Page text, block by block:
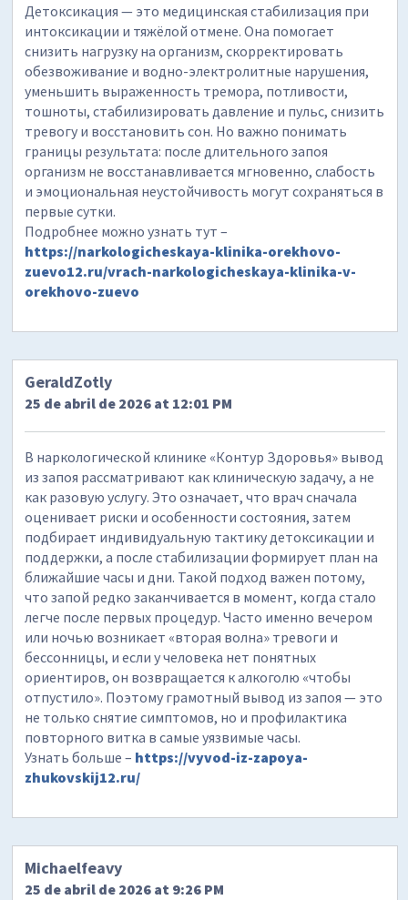
Детоксикация — это медицинская стабилизация при
интоксикации и тяжёлой отмене. Она помогает
снизить нагрузку на организм, скорректировать
обезвоживание и водно-электролитные нарушения,
уменьшить выраженность тремора, потливости,
тошноты, стабилизировать давление и пульс, снизить
тревогу и восстановить сон. Но важно понимать
границы результата: после длительного запоя
организм не восстанавливается мгновенно, слабость
и эмоциональная неустойчивость могут сохраняться в
первые сутки.
Подробнее можно узнать тут –
https://narkologicheskaya-klinika-orekhovo-
zuevo12.ru/vrach-narkologicheskaya-klinika-v-
orekhovo-zuevo
GeraldZotly
25 de abril de 2026 at 12:01 PM
В наркологической клинике «Контур Здоровья» вывод
из запоя рассматривают как клиническую задачу, а не
как разовую услугу. Это означает, что врач сначала
оценивает риски и особенности состояния, затем
подбирает индивидуальную тактику детоксикации и
поддержки, а после стабилизации формирует план на
ближайшие часы и дни. Такой подход важен потому,
что запой редко заканчивается в момент, когда стало
легче после первых процедур. Часто именно вечером
или ночью возникает «вторая волна» тревоги и
бессонницы, и если у человека нет понятных
ориентиров, он возвращается к алкоголю «чтобы
отпустило». Поэтому грамотный вывод из запоя — это
не только снятие симптомов, но и профилактика
повторного витка в самые уязвимые часы.
Узнать больше – https://vyvod-iz-zapoya-
zhukovskij12.ru/
Michaelfeavy
25 de abril de 2026 at 9:26 PM